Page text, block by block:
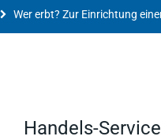
Handels-Service